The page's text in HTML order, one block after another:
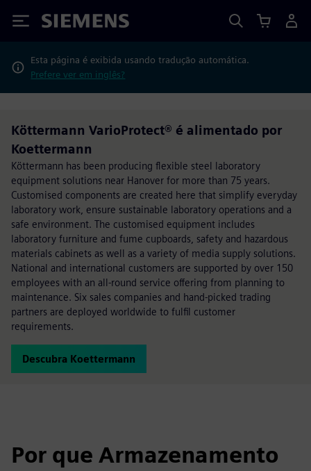
Siemens
Esta página é exibida usando tradução automática.
Prefere ver em inglês?
Köttermann VarioProtect® é alimentado por
Koettermann
Köttermann has been producing flexible steel laboratory
equipment solutions near Hanover for more than 75 years.
Customised components are created here that simplify everyday
laboratory work, ensure sustainable laboratory operations and a
safe environment. The customised equipment includes
laboratory furniture and fume cupboards, safety and hazardous
materials cabinets as well as a variety of media supply solutions.
National and international customers are supported by over 150
employees with an all-round service offering from planning to
maintenance. Six sales companies and hand-picked trading
partners are deployed worldwide to fulfil customer
requirements.
Descubra Koettermann
Por que Armazenamento